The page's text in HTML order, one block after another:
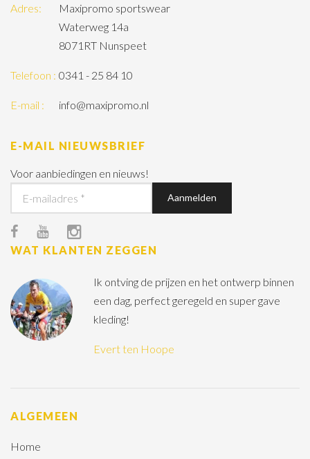
Adres:
Maxipromo sportswear
Waterweg 14a
8071RT Nunspeet
Telefoon : 0341 - 25 84 10
E-mail : info@maxipromo.nl
E-MAIL NIEUWSBRIEF
Voor aanbiedingen en nieuws!
WAT KLANTEN ZEGGEN
Ik ontving de prijzen en het ontwerp binnen
een dag, perfect geregeld en super gave
kleding!
Evert ten Hoope
ALGEMEEN
Home